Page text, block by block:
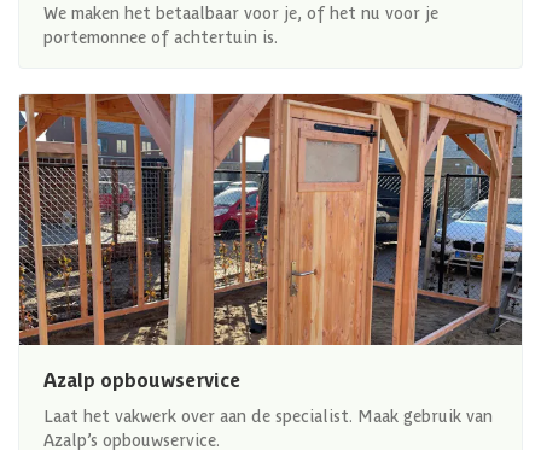
We maken het betaalbaar voor je, of het nu voor je
portemonnee of achtertuin is.
Azalp opbouwservice
Laat het vakwerk over aan de specialist. Maak gebruik van
Azalp’s opbouwservice.